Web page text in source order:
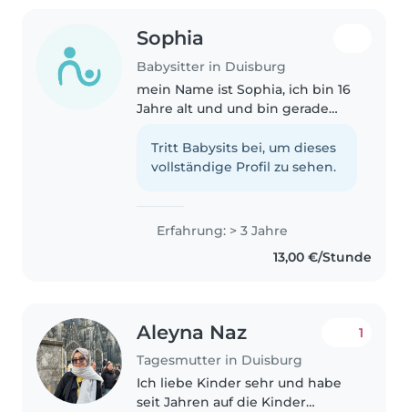
Sophia
Babysitter in Duisburg
mein Name ist Sophia, ich bin 16
Jahre alt und und bin gerade
gerne als Babysitterin arbeiten,
weil ich Kinder sehr gerne mag
Tritt Babysits bei, um dieses
vollständige Profil zu sehen.
Erfahrung: > 3 Jahre
13,00 €/Stunde
Aleyna Naz
Tagesmutter in Duisburg
1
Ich liebe Kinder sehr und habe
seit Jahren auf die Kinder